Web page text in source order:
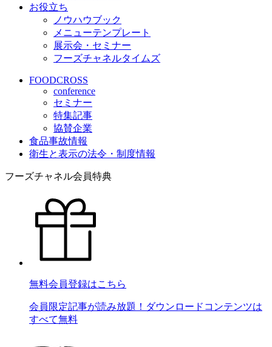
お役立ち
ノウハウブック
メニューテンプレート
展示会・セミナー
フーズチャネルタイムズ
FOODCROSS
conference
セミナー
特集記事
協賛企業
食品事故情報
衛生と表示の法令・制度情報
フーズチャネル会員特典
無料会員登録はこちら
会員限定記事が読み放題！ダウンロードコンテンツは
すべて無料